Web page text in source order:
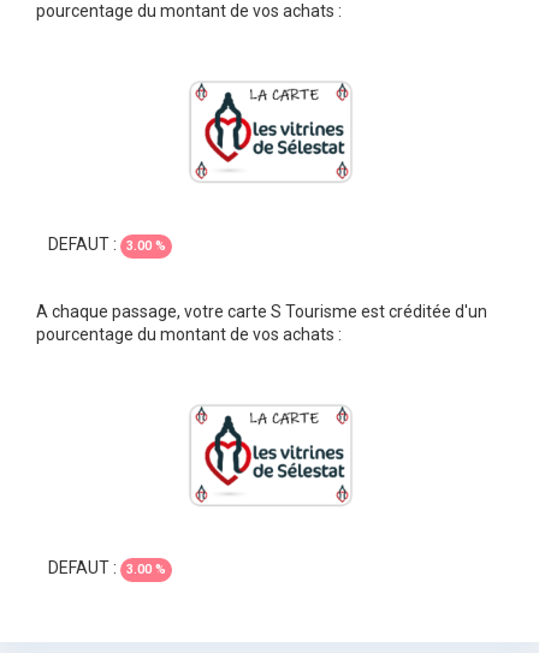
pourcentage du montant de vos achats :
DEFAUT : 3.00 %
A chaque passage, votre carte S Tourisme est créditée d'un
pourcentage du montant de vos achats :
DEFAUT : 3.00 %